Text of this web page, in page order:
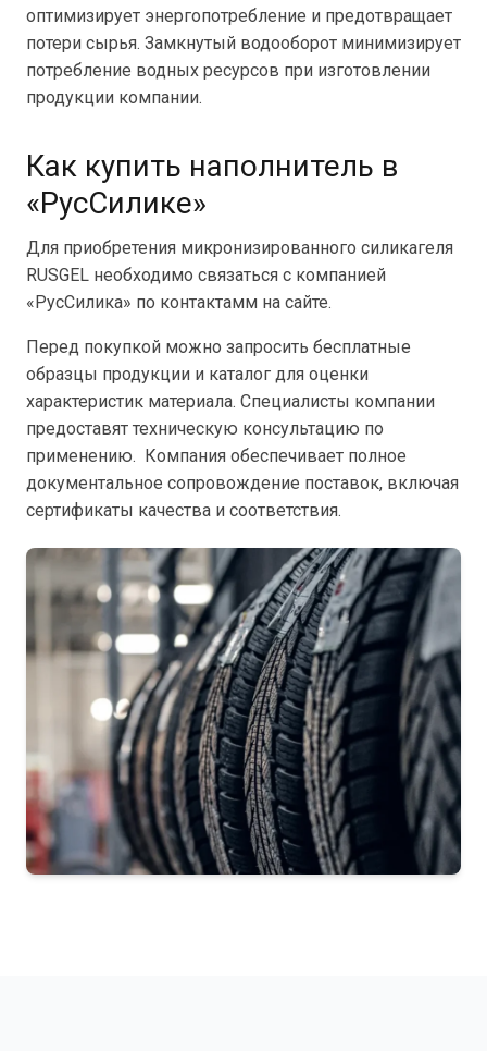
оптимизирует энергопотребление и предотвращает
потери сырья. Замкнутый водооборот минимизирует
потребление водных ресурсов при изготовлении
продукции компании.
Как купить наполнитель в
«РусСилике»
Для приобретения микронизированного силикагеля
RUSGEL необходимо связаться с компанией
«РусСилика» по контактамм на сайте.
Перед покупкой можно запросить бесплатные
образцы продукции и каталог для оценки
характеристик материала. Специалисты компании
предоставят техническую консультацию по
применению. Компания обеспечивает полное
документальное сопровождение поставок, включая
сертификаты качества и соответствия.